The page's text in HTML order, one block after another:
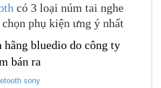
có 3 loại núm tai nghe
phụ kiện ưng ý nhất
hãng bluedio do công ty
bán ra
sony